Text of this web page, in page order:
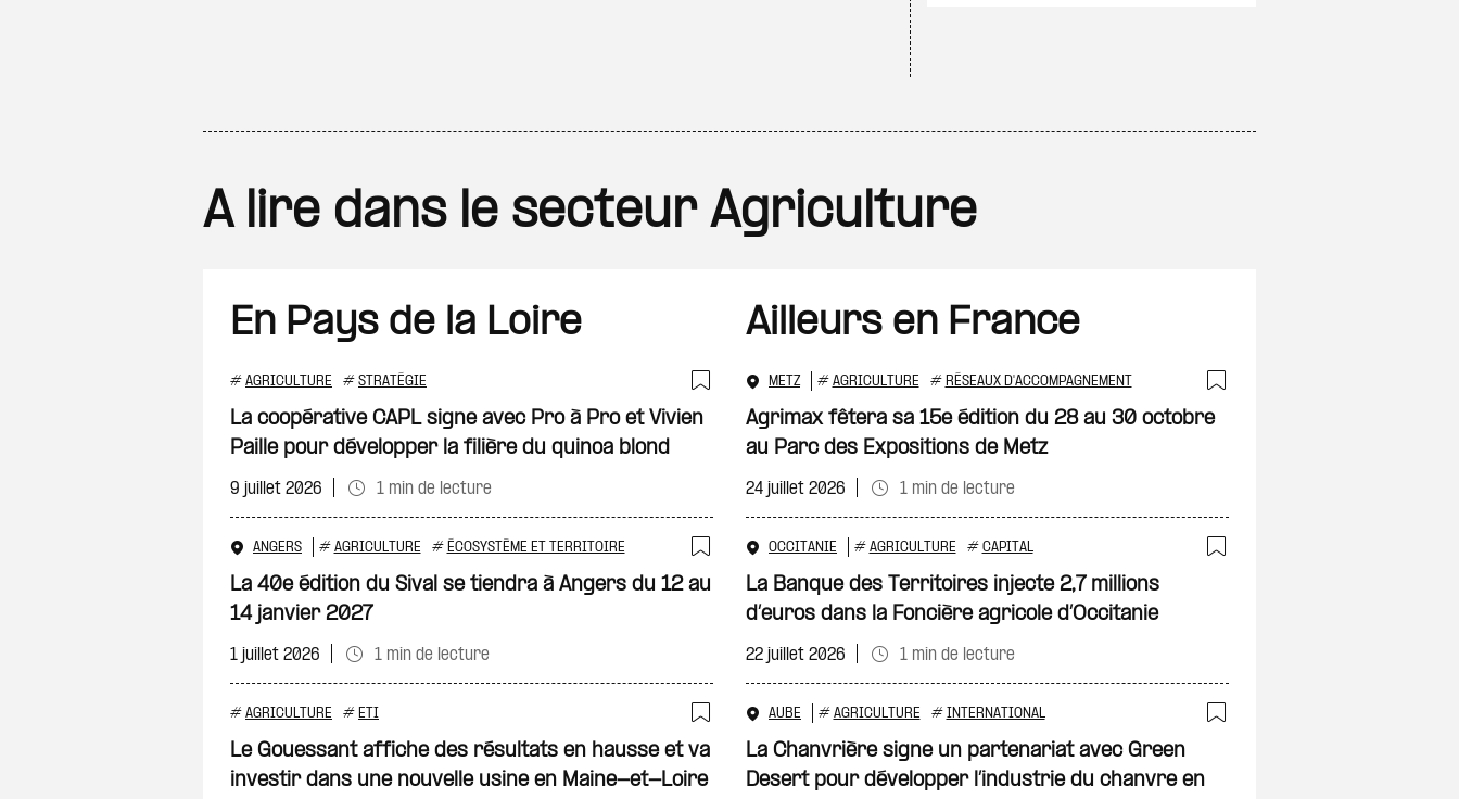
A lire dans le secteur Agriculture
En Pays de la Loire
# AGRICULTURE # STRATÉGIE
Ajouter à ma sélection
La coopérative CAPL signe avec Pro à Pro et Vivien
Paille pour développer la filière du quinoa blond
9 juillet 2026 1 min de lecture
ANGERS # AGRICULTURE # ÉCOSYSTÈME ET TERRITOIRE
Ajouter à ma sélection
La 40e édition du Sival se tiendra à Angers du 12 au
14 janvier 2027
1 juillet 2026 1 min de lecture
# AGRICULTURE # ETI
Ajouter à ma sélection
Le Gouessant affiche des résultats en hausse et va
investir dans une nouvelle usine en Maine-et-Loire
Ailleurs en France
METZ # AGRICULTURE # RÉSEAUX D'ACCOMPAGNEMENT
Ajouter à ma
Agrimax fêtera sa 15e édition du 28 au 30 octobre
au Parc des Expositions de Metz
24 juillet 2026 1 min de lecture
OCCITANIE # AGRICULTURE # CAPITAL
La Banque des Territoires injecte 2,7 millions
d’euros dans la Foncière agricole d’Occitanie
22 juillet 2026 1 min de lecture
AUBE # AGRICULTURE # INTERNATIONAL
La Chanvrière signe un partenariat avec Green
Desert pour développer l’industrie du chanvre en